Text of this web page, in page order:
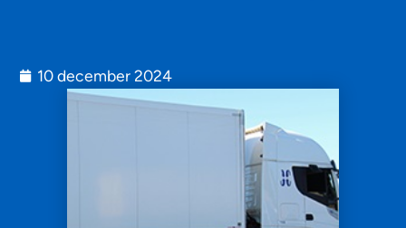
10 december 2024